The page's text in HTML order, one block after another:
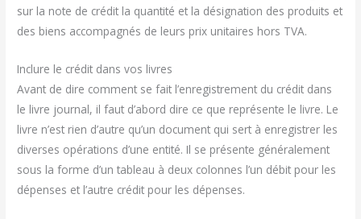
sur la note de crédit la quantité et la désignation des produits et
des biens accompagnés de leurs prix unitaires hors TVA.
Inclure le crédit dans vos livres
Avant de dire comment se fait l’enregistrement du crédit dans
le livre journal, il faut d’abord dire ce que représente le livre. Le
livre n’est rien d’autre qu’un document qui sert à enregistrer les
diverses opérations d’une entité. Il se présente généralement
sous la forme d’un tableau à deux colonnes l’un débit pour les
dépenses et l’autre crédit pour les dépenses.